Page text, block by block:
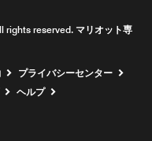
reserved. マリオット専
プライバシーセンター
ヘルプ